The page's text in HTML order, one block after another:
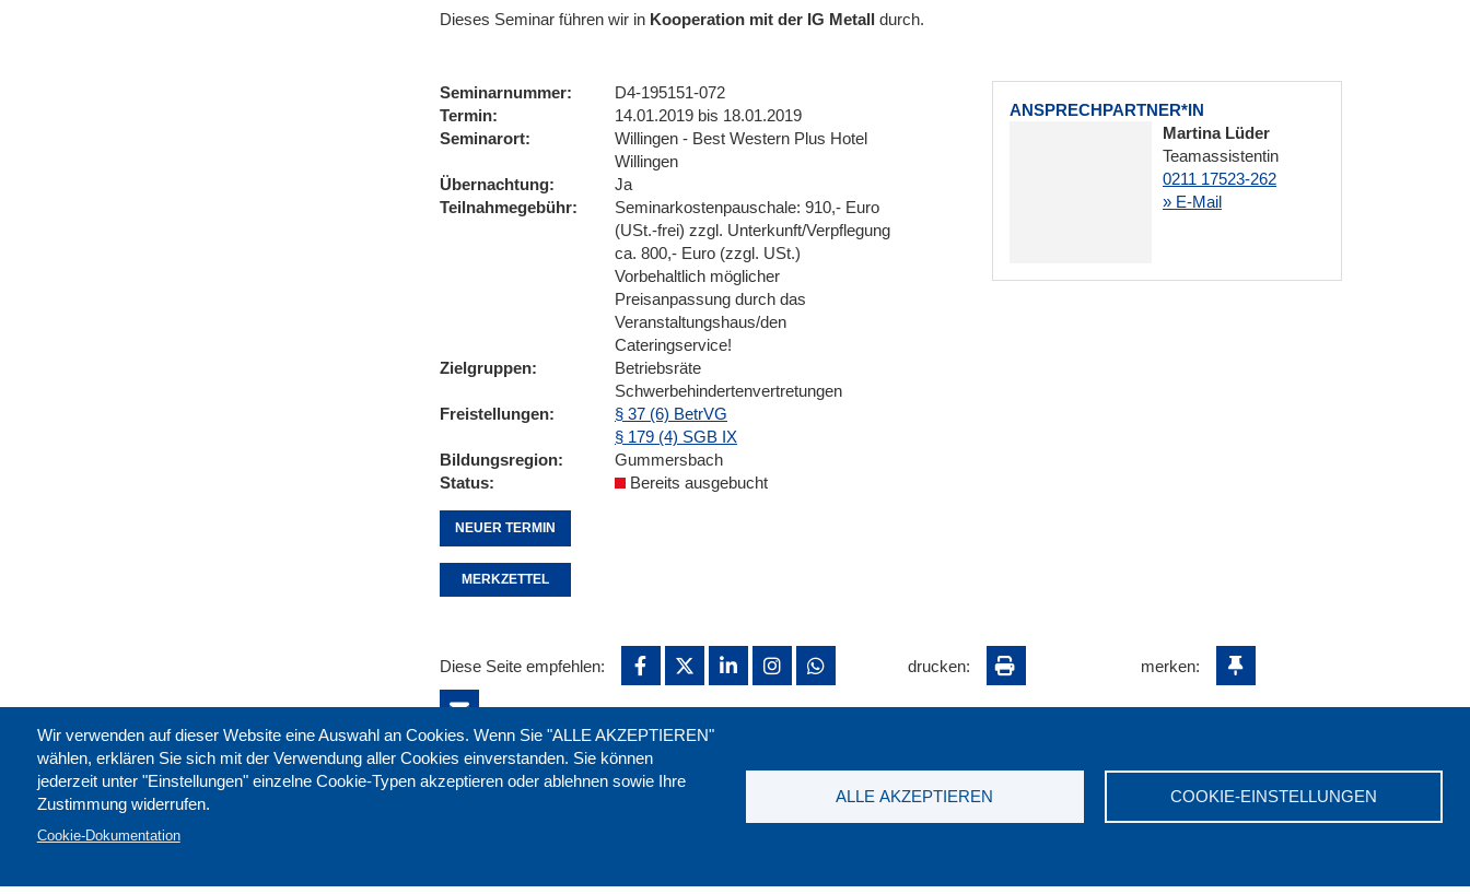
Dieses Seminar führen wir in Kooperation mit der IG Metall durch.
ANSPRECHPARTNER*IN
Martina Lüder
Teamassistentin
0211 17523-262
» E-Mail
Seminarnummer
D4-195151-072
Termin
14.01.2019 bis 18.01.2019
Seminarort
Willingen - Best Western Plus Hotel
Willingen
Übernachtung
Ja
Teilnahmegebühr
Seminarkostenpauschale: 910,- Euro
(USt.-frei) zzgl. Unterkunft/Verpflegung
ca. 800,- Euro (zzgl. USt.)
Vorbehaltlich möglicher
Preisanpassung durch das
Veranstaltungshaus/den
Cateringservice!
Zielgruppen
Betriebsräte
Schwerbehindertenvertretungen
Freistellungen
§ 37 (6) BetrVG
§ 179 (4) SGB IX
Bildungsregion
Gummersbach
Status
Bereits ausgebucht
NEUER TERMIN
MERKZETTEL
Wir verwenden auf dieser Website eine Auswahl an Cookies. Wenn Sie "ALLE AKZEPTIEREN"
wählen, erklären Sie sich mit der Verwendung aller Cookies einverstanden. Sie können
jederzeit unter "Einstellungen" einzelne Cookie-Typen akzeptieren oder ablehnen sowie Ihre
Zustimmung widerrufen.
Cookie-Dokumentation
COOKIE-EINSTELLUNGEN
ALLE AKZEPTIEREN
Diese Seite empfehlen: drucken: merken: